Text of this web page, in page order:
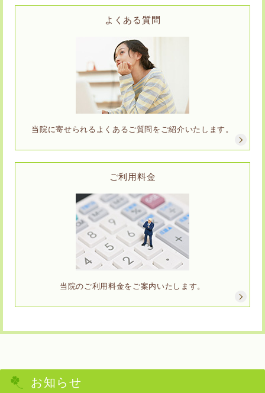
よくある質問
当院に寄せられるよくあるご質問をご紹介いたします。
ご利用料金
当院のご利用料金をご案内いたします。
お知らせ